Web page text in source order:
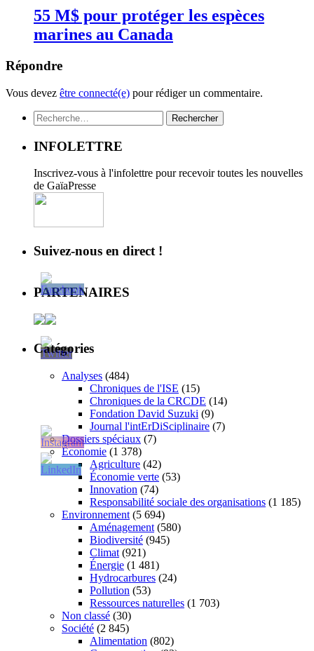
55 M$ pour protéger les espèces
marines au Canada
Répondre
Vous devez être connecté(e) pour rédiger un commentaire.
Rechercher :
INFOLETTRE
Inscrivez-vous à l'infolettre pour recevoir toutes les nouvelles
de GaïaPresse
Suivez-nous en direct !
PARTENAIRES
Catégories
Analyses (484)
Chroniques de l'ISE (15)
Chroniques de la CRCDE (14)
Fondation David Suzuki (9)
Journal l'intErDiSciplinaire (7)
Dossiers spéciaux (7)
Économie (1 378)
Agriculture (42)
Économie verte (53)
Innovation (74)
Responsabilité sociale des organisations (1 185)
Environnement (5 694)
Aménagement (580)
Biodiversité (945)
Climat (921)
Énergie (1 481)
Hydrocarbures (24)
Pollution (53)
Ressources naturelles (1 703)
Non classé (30)
Société (2 845)
Alimentation (802)